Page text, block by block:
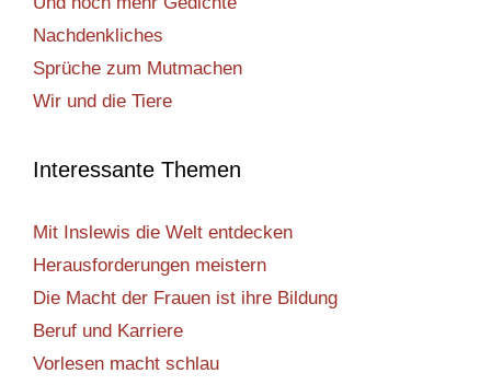
Nachdenkliches
Sprüche zum Mutmachen
Wir und die Tiere
Interessante Themen
Mit Inslewis die Welt entdecken
Herausforderungen meistern
Die Macht der Frauen ist ihre Bildung
Beruf und Karriere
Vorlesen macht schlau